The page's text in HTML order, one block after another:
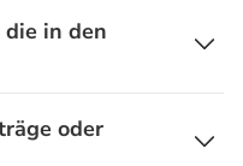
in den
oder